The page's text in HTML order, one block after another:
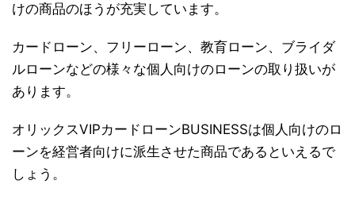
けの商品のほうが充実しています。
カードローン、フリーローン、教育ローン、ブライダ
ルローンなどの様々な個人向けのローンの取り扱いが
あります。
オリックスVIPカードローンBUSINESSは個人向けのロ
ーンを経営者向けに派生させた商品であるといえるで
しょう。